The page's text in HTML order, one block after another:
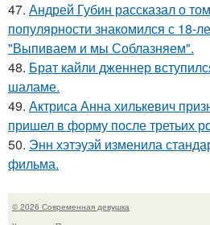
47. Андрей Губин рассказал о
популярности знакомился с 18-
"Выпиваем и мы Соблазняем".
48. Брат кайли дженнер
шаламе.
49. Актриса Анна хилькевич
пришел в форму после третьих
50. Энн хэтэуэй изменила
фильма.
© 2026 Современная девушка